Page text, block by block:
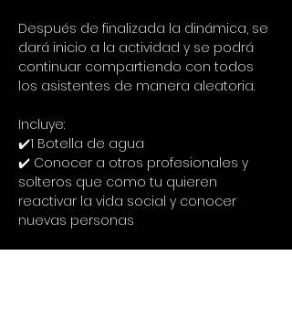
Después de finalizada la dinámica, se
dará inicio a la actividad y se podrá
continuar compartiendo con todos
los asistentes de manera aleatoria.
Incluye:
✔️1 Botella de agua
✔️ Conocer a otros profesionales y
solteros que como tu quieren
reactivar la vida social y conocer
nuevas personas